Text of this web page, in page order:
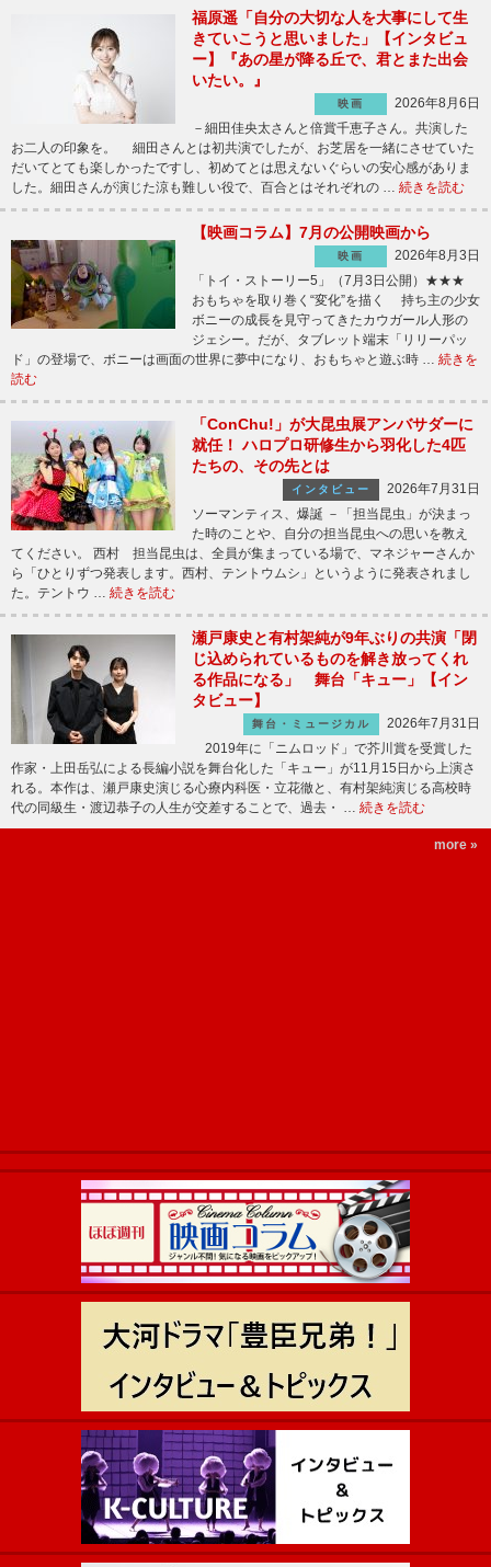
福原遥「自分の大切な人を大事にして生
きていこうと思いました」【インタビュ
ー】『あの星が降る丘で、君とまた出会
いたい。』
映画
2026年8月6日
－細田佳央太さんと倍賞千恵子さん。共演した
お二人の印象を。 細田さんとは初共演でしたが、お芝居を一緒にさせていた
だいてとても楽しかったですし、初めてとは思えないぐらいの安心感がありま
した。細田さんが演じた涼も難しい役で、百合とはそれぞれの … 続きを読む
【映画コラム】7月の公開映画から
映画
2026年8月3日
「トイ・ストーリー5」（7月3日公開）★★★
おもちゃを取り巻く“変化”を描く 持ち主の少女
ボニーの成長を見守ってきたカウガール人形の
ジェシー。だが、タブレット端末「リリーパッ
ド」の登場で、ボニーは画面の世界に夢中になり、おもちゃと遊ぶ時 … 続きを
読む
「ConChu!」が大昆虫展アンバサダーに
就任！ ハロプロ研修生から羽化した4匹
たちの、その先とは
インタビュー
2026年7月31日
ソーマンティス、爆誕 －「担当昆虫」が決まっ
た時のことや、自分の担当昆虫への思いを教え
てください。 西村 担当昆虫は、全員が集まっている場で、マネジャーさんか
ら「ひとりずつ発表します。西村、テントウムシ」というように発表されまし
た。テントウ … 続きを読む
瀬戸康史と有村架純が9年ぶりの共演「閉
じ込められているものを解き放ってくれ
る作品になる」 舞台「キュー」【イン
タビュー】
舞台・ミュージカル
2026年7月31日
2019年に「ニムロッド」で芥川賞を受賞した
作家・上田岳弘による長編小説を舞台化した「キュー」が11月15日から上演さ
れる。本作は、瀬戸康史演じる心療内科医・立花徹と、有村架純演じる高校時
代の同級生・渡辺恭子の人生が交差することで、過去・ … 続きを読む
more »